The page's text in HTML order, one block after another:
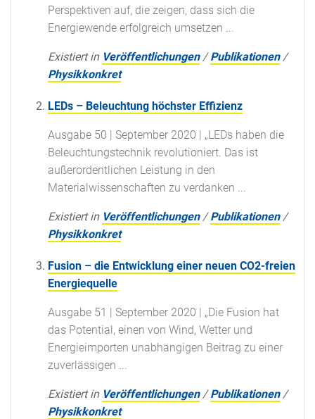
Perspektiven auf, die zeigen, dass sich die
Energiewende erfolgreich umsetzen ...
Existiert in Veröffentlichungen /Publikationen /
Physikkonkret
LEDs – Beleuchtung höchster Effizienz
Ausgabe 50 | September 2020 | „LEDs haben die
Beleuchtungstechnik revolutioniert. Das ist
außerordentlichen Leistung in den
Materialwissenschaften zu verdanken ...
Existiert in Veröffentlichungen /Publikationen /
Physikkonkret
Fusion – die Entwicklung einer neuen CO2-freien
Energiequelle
Ausgabe 51 | September 2020 | „Die Fusion hat
das Potential, einen von Wind, Wetter und
Energieimporten unabhängigen Beitrag zu einer
zuverlässigen ...
Existiert in Veröffentlichungen /Publikationen /
Physikkonkret